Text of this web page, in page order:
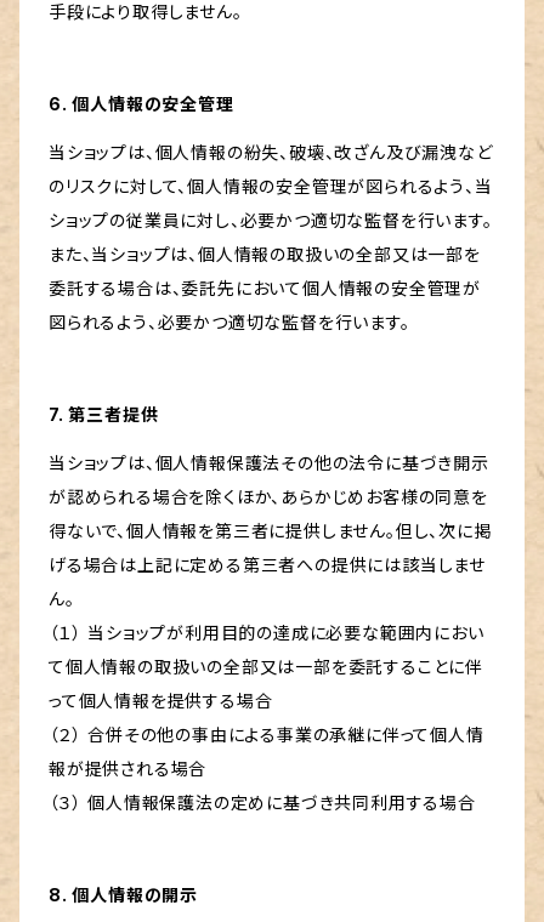
手段により取得しません。
6. 個人情報の安全管理
当ショップは、個人情報の紛失、破壊、改ざん及び漏洩など
のリスクに対して、個人情報の安全管理が図られるよう、当
ショップの従業員に対し、必要かつ適切な監督を行います。
また、当ショップは、個人情報の取扱いの全部又は一部を
委託する場合は、委託先において個人情報の安全管理が
図られるよう、必要かつ適切な監督を行います。
7. 第三者提供
当ショップは、個人情報保護法その他の法令に基づき開示
が認められる場合を除くほか、あらかじめお客様の同意を
得ないで、個人情報を第三者に提供しません。但し、次に掲
げる場合は上記に定める第三者への提供には該当しませ
ん。
（１） 当ショップが利用目的の達成に必要な範囲内におい
て個人情報の取扱いの全部又は一部を委託することに伴
って個人情報を提供する場合
（２） 合併その他の事由による事業の承継に伴って個人情
報が提供される場合
（３） 個人情報保護法の定めに基づき共同利用する場合
8. 個人情報の開示